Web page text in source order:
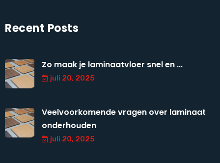
Recent Posts
Zo maak je laminaatvloer snel en ...
juli 20, 2025
Veelvoorkomende vragen over laminaat
onderhouden
juli 20, 2025